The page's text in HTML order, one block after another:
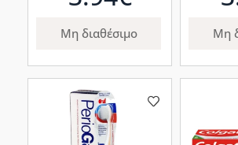
Μη διαθέσιμο
Υγιεινή,
Μη